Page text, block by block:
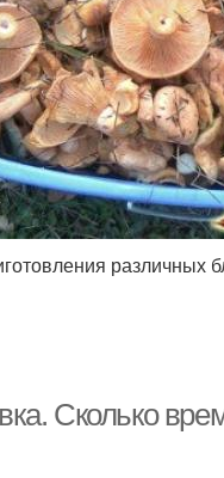
различных
Сколько